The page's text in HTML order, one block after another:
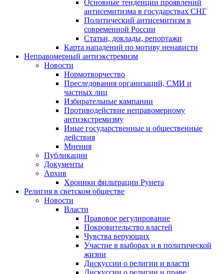
Основные тенденции проявлений
антисемитизма в государствах СНГ
Политический антисемитизм в
современной России
Статьи, доклады, репортажи
Карта нападений по мотиву ненависти
Неправомерный антиэкстремизм
Новости
Нормотворчество
Преследования организаций, СМИ и
частных лиц
Избирательные кампании
Противодействие неправомерному
антиэкстремизму
Иные государственные и общественные
действия
Мнения
Публикации
Документы
Архив
Хроники фильтрации Рунета
Религия в светском обществе
Новости
Власти
Правовое регулирование
Покровительство властей
Чувства верующих
Участие в выборах и в политической
жизни
Дискуссии о религии и власти